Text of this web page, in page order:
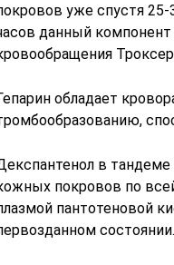
уже спустя
данный компонент
обладает
в
покровов по
пантотеновой
состоянии.